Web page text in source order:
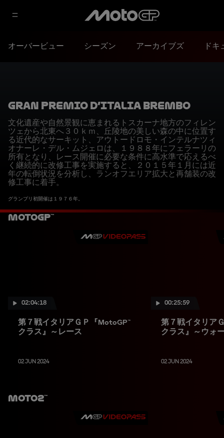
オーバービュー シーズン アーカイブズ ド
Gran Premio d’Italia Brembo
文化遺産や自然景観に恵まれるトスカーナ地方のフィレン
ツェから北東へ３０ｋｍ、丘陵地の美しい森の中に位置す
る近代的なサーキット、アウトードロモ・インテルナツィ
オナーレ・デル・ムジェロは、１９８８年にフェラーリの
所有となり、レース開催に必要な条件に高水準で応えるべ
く継続的に改修工事を実施すると、２０１５年１月には近
年の転倒状況を分析し、ランオフエリア拡大と再舗装の改
修工事に着手。
グランプリ初開催は１９７６年。
MotoGP™
02:04:18
第７戦イタリアＧＰ『MotoGP™
クラス』～レース
02 JUN 2024
00:25:59
第７戦イタリア
クラス』～ウォ
02 JUN 2024
Moto2™